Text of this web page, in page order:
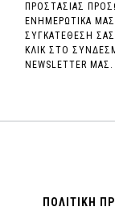
ΠΡΟΣΤΑΣΙΑΣ
ΕΝΗΜΕΡΩΤΙΚΑ
ΣΥΓΚΑΤΕΘΕΣΗ
ΚΛΙΚ ΣΤΟ
NEWSLETTER ΜΑΣ.
ΠΟΛΙΤΙΚΗ